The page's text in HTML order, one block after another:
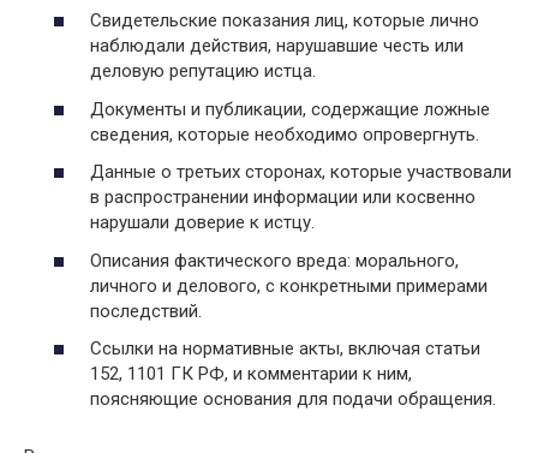
Свидетельские показания лиц, которые лично
наблюдали действия, нарушавшие честь или
деловую репутацию истца.
Документы и публикации, содержащие ложные
сведения, которые необходимо опровергнуть.
Данные о третьих сторонах, которые участвовали
в распространении информации или косвенно
нарушали доверие к истцу.
Описания фактического вреда: морального,
личного и делового, с конкретными примерами
последствий.
Ссылки на нормативные акты, включая статьи
152, 1101 ГК РФ, и комментарии к ним,
поясняющие основания для подачи обращения.